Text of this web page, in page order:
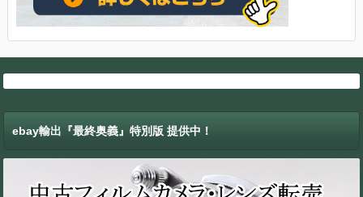
ebay輸出『最終奥義』特別版 提供中！